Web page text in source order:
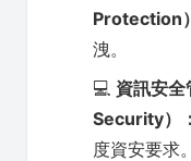
Protection
洩。
💻 資訊安
Security）：
度資安要求。